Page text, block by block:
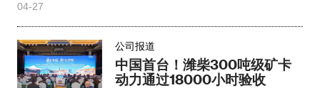
04-27
公司报道
中国首台！潍柴300吨级矿卡
动力通过18000小时验收